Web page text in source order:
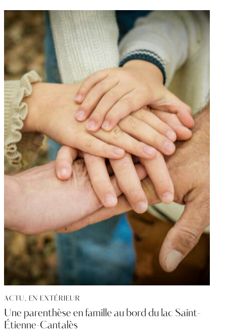
ACTU, EN EXTÉRIEUR
Une parenthèse en famille au bord du lac Saint-
Étienne-Cantalès